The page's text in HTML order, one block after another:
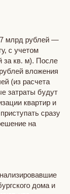
млрд рублей —
с учетом
за кв. м). После
вложения
(из расчета
затраты будут
квартир и
сразу
на
дома и